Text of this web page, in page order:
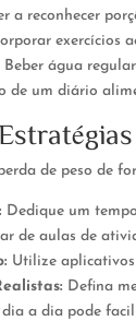
a reconhecer
exercícios
Beber água
de um diário
de peso de
Dedique um
de aulas de
Utilize
Defina
a dia pode